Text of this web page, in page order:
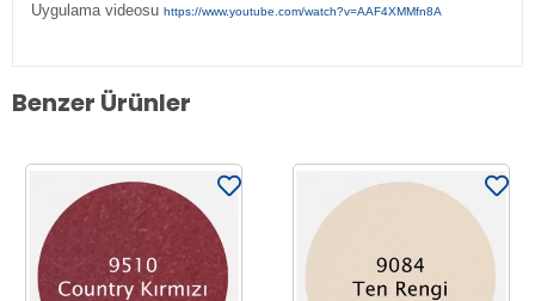
Uygulama videosu https://www.youtube.com/watch?v=AAF4XMMfn8A
Benzer Ürünler